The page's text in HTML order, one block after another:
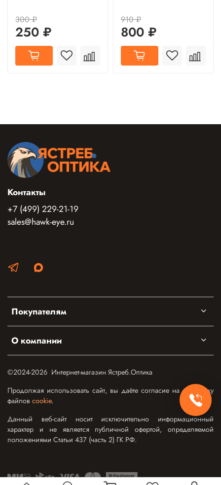
300 ₽
250 ₽
910 ₽
800 ₽
Покупателям
О компании
Контакты
+7 (499) 229-21-19
sales@hawk-eye.ru
©2024-2026 Интернет-магазин Ястреб.Оптика
Продолжая использовать сайт, вы даёте согласие на обработку
файлов cookie.
Данный веб-сайт носит исключительно информационный
характер и не является публичной офертой, определяемой
положениями Статьи 437 (часть 2) ГК РФ.